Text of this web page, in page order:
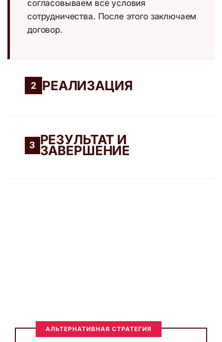
согласовываем все условия
сотрудничества. После этого заключаем
договор.
2 РЕАЛИЗАЦИЯ
3 РЕЗУЛЬТАТ И
ЗАВЕРШЕНИЕ
АЛЬТЕРНАТИВНАЯ СТРАТЕГИЯ